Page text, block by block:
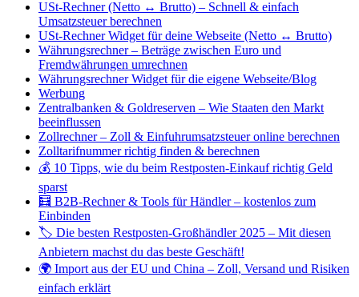
USt-Rechner (Netto ↔ Brutto) – Schnell & einfach
Umsatzsteuer berechnen
USt-Rechner Widget für deine Webseite (Netto ↔ Brutto)
Währungsrechner – Beträge zwischen Euro und
Fremdwährungen umrechnen
Währungsrechner Widget für die eigene Webseite/Blog
Werbung
Zentralbanken & Goldreserven – Wie Staaten den Markt
beeinflussen
Zollrechner – Zoll & Einfuhrumsatzsteuer online berechnen
Zolltarifnummer richtig finden & berechnen
💰 10 Tipps, wie du beim Restposten-Einkauf richtig Geld
sparst
🧮 B2B-Rechner & Tools für Händler – kostenlos zum
Einbinden
🏷️ Die besten Restposten-Großhändler 2025 – Mit diesen
Anbietern machst du das beste Geschäft!
🌍 Import aus der EU und China – Zoll, Versand und Risiken
einfach erklärt